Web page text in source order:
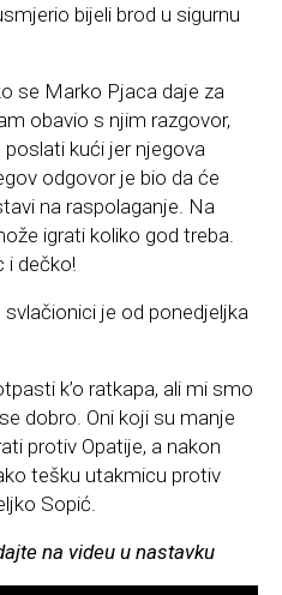
bijeli brod u sigurnu
se Marko Pjaca daje za
obavio s njim razgovor,
kući jer njegova
odgovor je bio da će
na raspolaganje. Na
igrati koliko god treba.
i dečko!
svlačionici je od ponedjeljka
k’o ratkapa, ali mi smo
dobro. Oni koji su manje
protiv Opatije, a nakon
tešku utakmicu protiv
Sopić.
na videu u nastavku